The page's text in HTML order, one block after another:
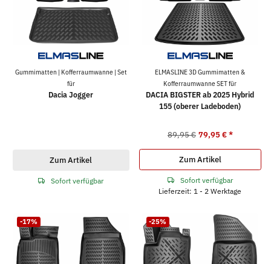
Gummimatten | Kofferraumwanne | Set
für
Dacia Jogger
Zum Artikel
Sofort verfügbar
ELMASLINE 3D Gummimatten &
Kofferraumwanne SET für
DACIA BIGSTER ab 2025 Hybrid
155 (oberer Ladeboden)
89,95 € 79,95 €*
Zum Artikel
Sofort verfügbar
Lieferzeit: 1 - 2 Werktage
-17% -25%